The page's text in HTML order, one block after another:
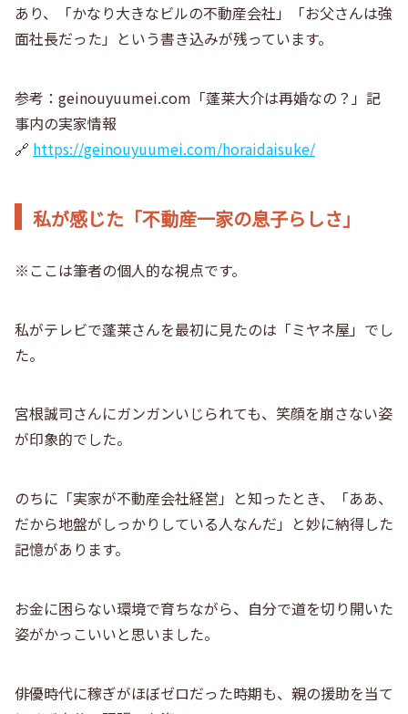
あり、「かなり大きなビルの不動産会社」「お父さんは強
面社長だった」という書き込みが残っています。
参考：geinouyuumei.com「蓬莱大介は再婚なの？」記
事内の実家情報
🔗 https://geinouyuumei.com/horaidaisuke/
私が感じた「不動産一家の息子らしさ」
※ここは筆者の個人的な視点です。
私がテレビで蓬莱さんを最初に見たのは「ミヤネ屋」でし
た。
宮根誠司さんにガンガンいじられても、笑顔を崩さない姿
が印象的でした。
のちに「実家が不動産会社経営」と知ったとき、「ああ、
だから地盤がしっかりしている人なんだ」と妙に納得した
記憶があります。
お金に困らない環境で育ちながら、自分で道を切り開いた
姿がかっこいいと思いました。
俳優時代に稼ぎがほぼゼロだった時期も、親の援助を当て